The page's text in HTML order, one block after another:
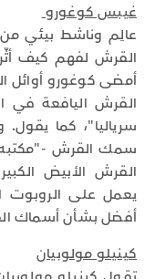
غيبس كوغورو
عالِم وناشط بيئي
القرش لفهم كيف
أمضى كوغورو أوائل
القرش اليافعة في
سرياليا"، كما
سمك القرش -"مكتبه
يعمل على الروبوت
أفضل بشأن أسماك
كينيلو مولوبيان